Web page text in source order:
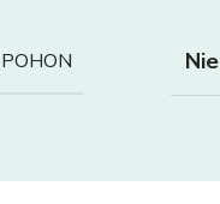
Nie